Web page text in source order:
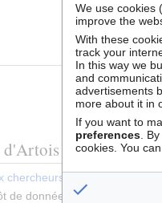
d'Artois
chercheurs(
de données
)
We use cookies
improve the
With these
track your
In this way we
and
advertisements
more about it in
If you want to
preferences .
cookies. You